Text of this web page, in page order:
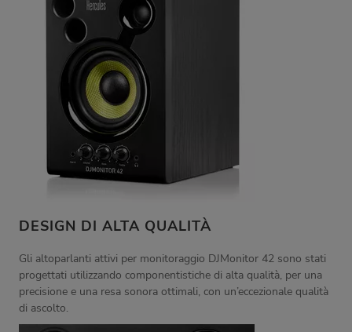
DESIGN DI ALTA QUALITÀ
Gli altoparlanti attivi per monitoraggio DJMonitor 42 sono stati
progettati utilizzando componentistiche di alta qualità, per una
precisione e una resa sonora ottimali, con un’eccezionale qualità
di ascolto.